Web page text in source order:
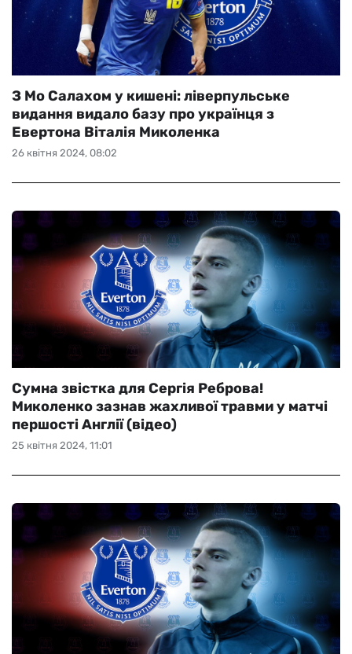
26 квітня 2024, 08:02
З Мо Салахом у кишені: ліверпульське
видання видало базу про українця з
Евертона Віталія Миколенка
25 квітня 2024, 11:01
Сумна звістка для Сергія Реброва!
Миколенко зазнав жахливої травми у матчі
першості Англії (відео)